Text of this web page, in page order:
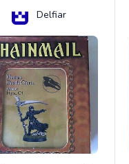
Delfiar